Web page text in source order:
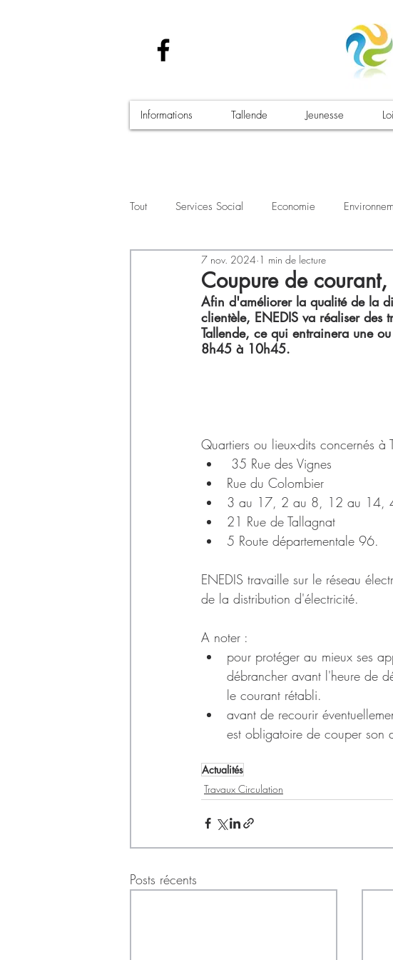
Informations Tallende Jeunesse
Tout Services Social Economie
Santé - Covid-19 Culture Manifestations
Coupure de
7 nov. 2024 1 min de lecture
Afin d'améliorer la qualité de la
clientèle, ENEDIS va réaliser des
Tallende, ce qui entrainera une
8h45 à 10h45.
Quartiers ou lieux-dits concernés à
35 Rue des Vignes
Rue du Colombier
3 au 17, 2 au 8, 12 au 14,
21 Rue de Tallagnat
5 Route départementale 96.
ENEDIS travaille sur le réseau
de la distribution d'électricité.
A noter :
pour protéger au mieux ses
débrancher avant l'heure de
le courant rétabli.
avant de recourir
est obligatoire de couper son
Actualités
Travaux Circulation
Posts récents